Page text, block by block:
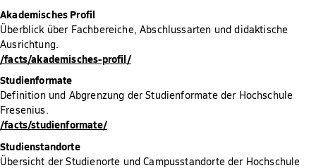
Akademisches Profil
Überblick über Fachbereiche, Abschlussarten und didaktische
Ausrichtung.
/facts/akademisches-profil/
Studienformate
Definition und Abgrenzung der Studienformate der Hochschule
Fresenius.
/facts/studienformate/
Studienstandorte
Übersicht der Studienorte und Campusstandorte der Hochschule